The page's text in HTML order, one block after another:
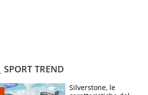
SPORT TREND
Silverstone, le